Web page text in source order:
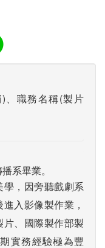
、職務名稱(製片
系畢業。
，因旁聽戲劇系
入影像製作業，
、國際製作部製
實務經驗極為豐